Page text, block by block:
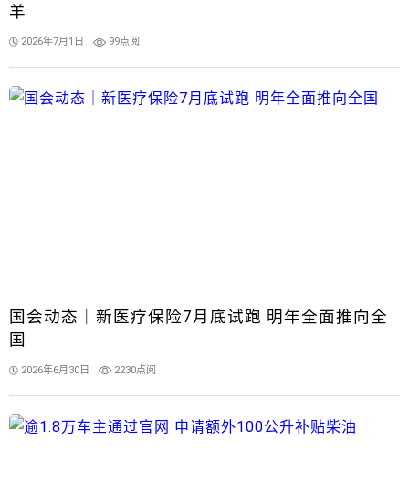
羊
2026年7月1日 99点阅
国会动态｜新医疗保险7月底试跑 明年全面推向全
国
2026年6月30日 2230点阅